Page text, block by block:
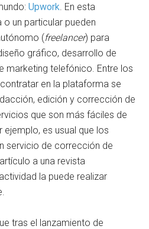
Upwork . En esta
un particular pueden
(freelancer) para
gráfico, desarrollo de
marketing telefónico. Entre los
en la plataforma se
edición y corrección de
que son más fáciles de
ejemplo, es usual que los
servicio de corrección de
a una revista
la puede realizar
tras el lanzamiento de